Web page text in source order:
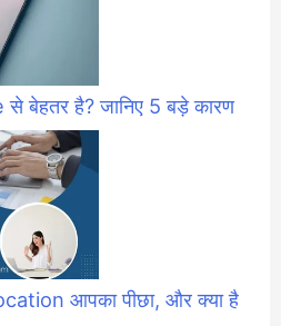
बेहतर है? जानिए 5 बड़े कारण
आपका पीछा, और क्या है